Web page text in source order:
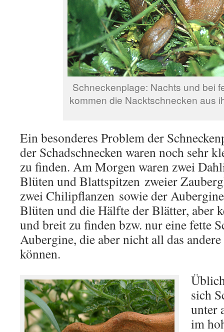
Schneckenplage: Nachts und bei
kommen die Nacktschnecken aus
Ein besonderes Problem der
der Schadschnecken waren noch sehr
zu finden. Am Morgen waren zwei
Blüten und Blattspitzen zweier
zwei Chilipflanzen sowie der
Blüten und die Hälfte der Blätter, aber
und breit zu finden bzw. nur eine fette
Aubergine, die aber nicht all das
können.
sich
unter
im